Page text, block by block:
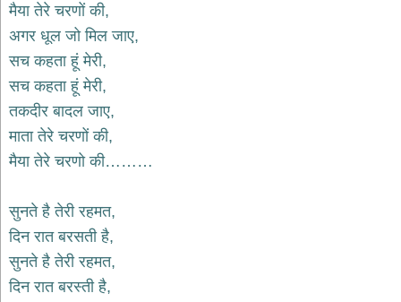
कृष्ण
भजन
krishna
bhajans
शिव
भजन
bhajans
हनुमान
hanuman
bhajans
साईं
भजन
bhajans
मैया तेरे चरणों की,
अगर धूल जो मिल जाए,
सच कहता हूं मेरी,
सच कहता हूं मेरी,
तकदीर बादल जाए,
माता तेरे चरणों की,
मैया तेरे चरणो की………
सुनते है तेरी रहमत,
दिन रात बरसती है,
सुनते है तेरी रहमत,
दिन रात बरस्ती है,